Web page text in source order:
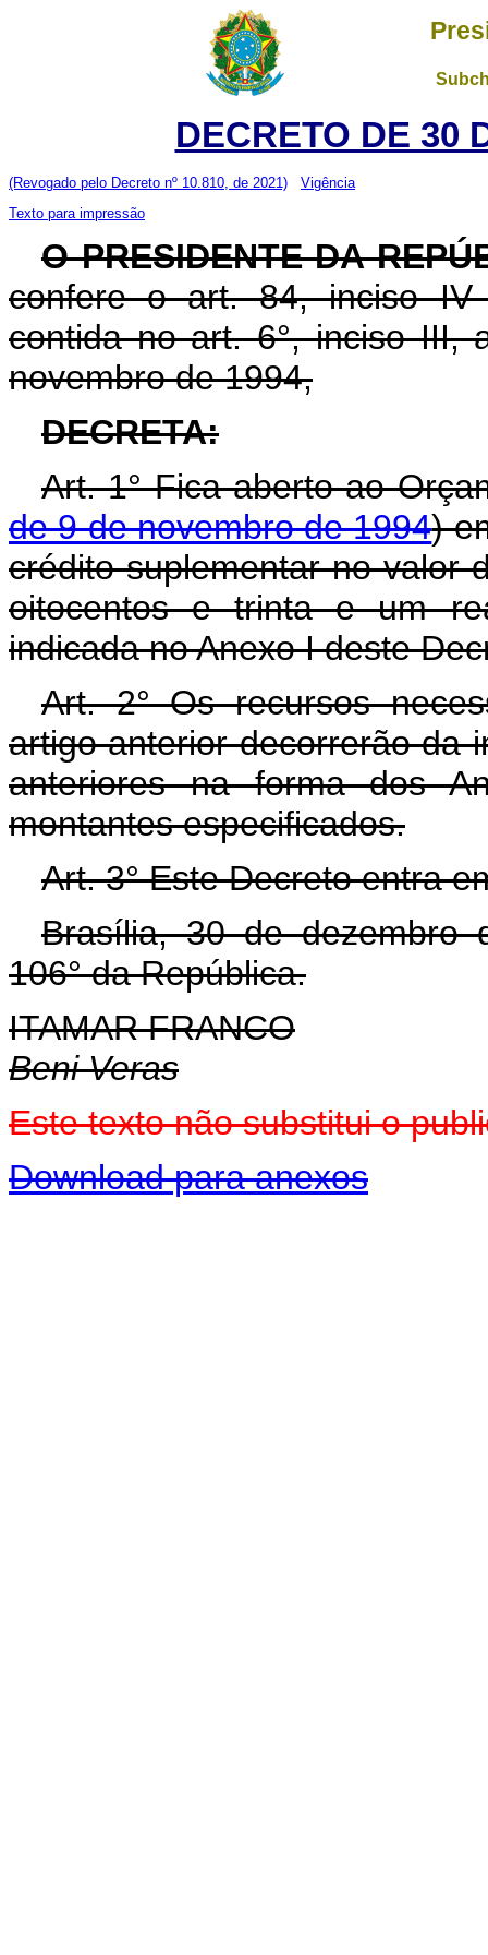
DECRETO DE 30
(Revogado pelo Decreto nº 10.810, de 2021)
Vigência
Texto para impressão
O PRESIDENTE DA
confere o art. 84, inciso IV
contida no art. 6°, inciso III,
novembro de 1994,
DECRETA:
Art. 1° Fica aberto ao
de 9 de novembro de 1994)
crédito suplementar no valor
oitocentos e trinta e um
indicada no Anexo I deste
Art. 2° Os recursos
artigo anterior decorrerão da
anteriores na forma dos
montantes especificados.
Art. 3° Este Decreto entra
Brasília, 30 de dezembro
106° da República.
ITAMAR FRANCO
Beni Veras
Este texto não substitui o
Download para anexos